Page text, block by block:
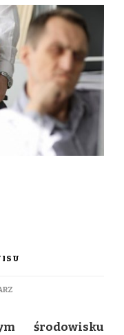
DO
DOKUMENTACJĘ
środowisku